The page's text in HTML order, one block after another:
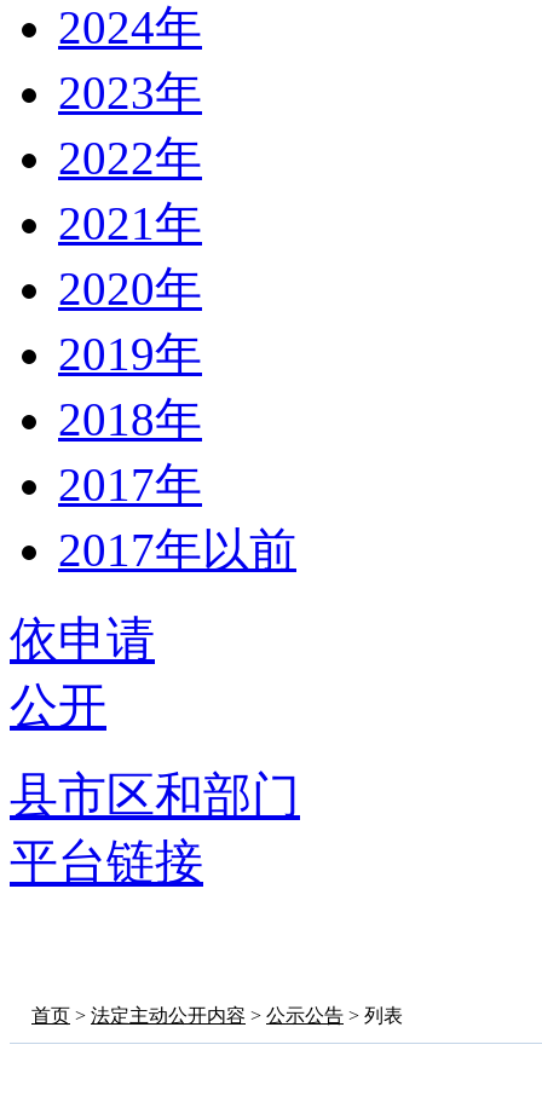
2024年
2023年
2022年
2021年
2020年
2019年
2018年
2017年
2017年以前
依申请
公开
县市区和部门
平台链接
首页 > 法定主动公开内容 > 公示公告 > 列表